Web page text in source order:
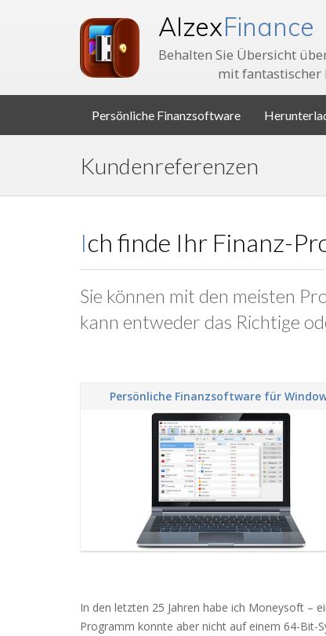
AlzexFinance
Behalten Sie Übersicht
mit fantastischer
Persönliche Finanzsoftware
Kundenreferenzen
Ich finde Ihr Finanz-
Sie können mit den meisten
kann entweder das Richtige
Persönliche Finanzsoftware für
In den letzten 25 Jahren habe ich Moneysoft –
Programm konnte aber nicht auf einem 64-Bit-